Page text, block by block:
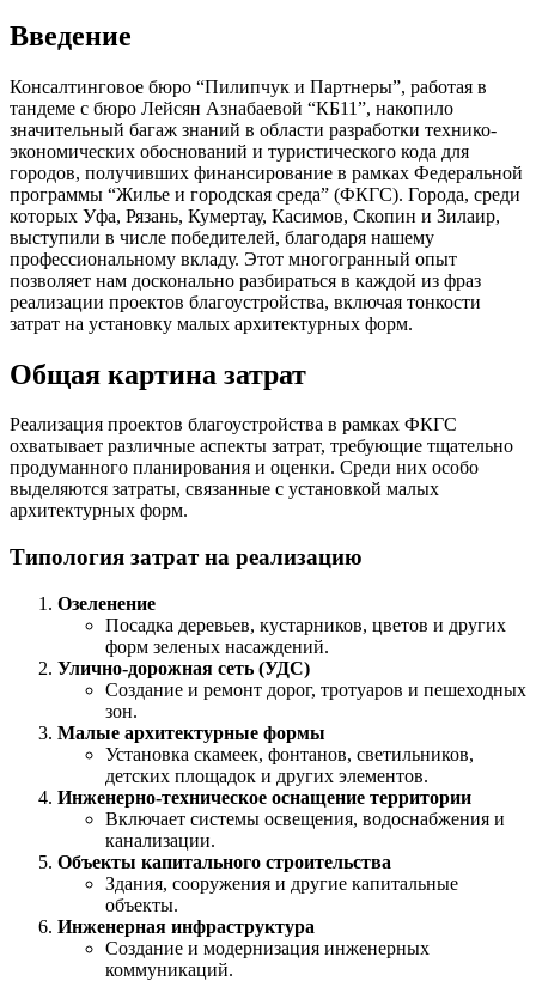
Введение
Консалтинговое бюро “Пилипчук и Партнеры”, работая в
тандеме с бюро Лейсян Азнабаевой “КБ11”, накопило
значительный багаж знаний в области разработки технико-
экономических обоснований и туристического кода для
городов, получивших финансирование в рамках Федеральной
программы “Жилье и городская среда” (ФКГС). Города, среди
которых Уфа, Рязань, Кумертау, Касимов, Скопин и Зилаир,
выступили в числе победителей, благодаря нашему
профессиональному вкладу. Этот многогранный опыт
позволяет нам досконально разбираться в каждой из фраз
реализации проектов благоустройства, включая тонкости
затрат на установку малых архитектурных форм.
Общая картина затрат
Реализация проектов благоустройства в рамках ФКГС
охватывает различные аспекты затрат, требующие тщательно
продуманного планирования и оценки. Среди них особо
выделяются затраты, связанные с установкой малых
архитектурных форм.
Типология затрат на реализацию
Озеленение
Посадка деревьев, кустарников, цветов и других
форм зеленых насаждений.
Улично-дорожная сеть (УДС)
Создание и ремонт дорог, тротуаров и пешеходных
зон.
Малые архитектурные формы
Установка скамеек, фонтанов, светильников,
детских площадок и других элементов.
Инженерно-техническое оснащение территории
Включает системы освещения, водоснабжения и
канализации.
Объекты капитального строительства
Здания, сооружения и другие капитальные
объекты.
Инженерная инфраструктура
Создание и модернизация инженерных
коммуникаций.